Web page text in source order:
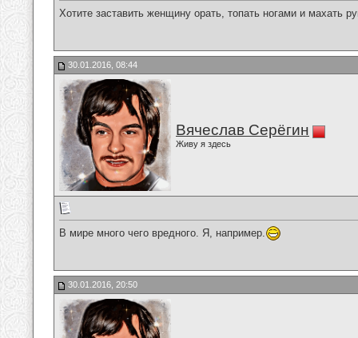
Хотите заставить женщину орать, топать ногами и махать
30.01.2016, 08:44
Вячеслав Серёгин
Живу я здесь
В мире много чего вредного. Я, например.
30.01.2016, 20:50